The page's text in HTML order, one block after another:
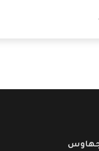
منها خدمة الصيانة التى تكون